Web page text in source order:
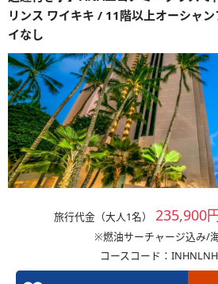
リンス ワイキキ / 11階以上オーシャ
イなし
旅行代金（大人1名） 235,900
※燃油サーチャージ込み/
コースコード：